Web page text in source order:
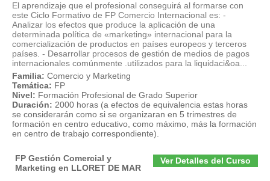
El aprendizaje que el profesional conseguirá al formarse con
este Ciclo Formativo de FP Comercio Internacional es: -
Analizar los efectos que produce la aplicación de una
determinada política de «marketing» internacional para la
comercialización de productos en países europeos y terceros
países. - Desarrollar procesos de gestión de medios de pagos
internacionales comúnmente .utilizados para la liquidaci&oa...
Familia: Comercio y Marketing
Temática: FP
Nivel: Formación Profesional de Grado Superior
Duración: 2000 horas (a efectos de equivalencia estas horas
se considerarán como si se organizaran en 5 trimestres de
formación en centro educativo, como máximo, más la formación
en centro de trabajo correspondiente).
Ver Detalles del Curso
FP Gestión Comercial y
Marketing en LLORET DE MAR